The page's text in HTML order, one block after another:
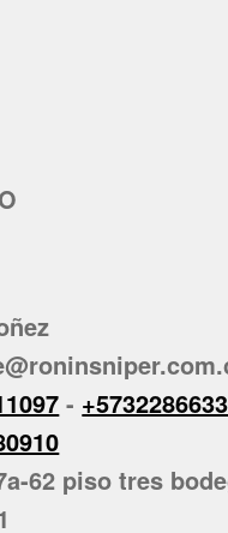
-
62 piso tres